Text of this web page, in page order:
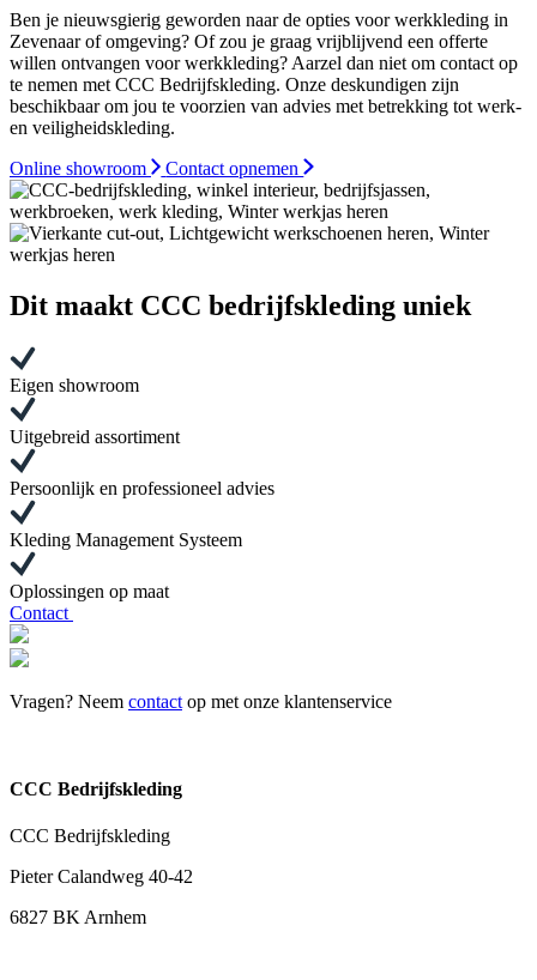
Ben je nieuwsgierig geworden naar de opties voor werkkleding in
Zevenaar of omgeving? Of zou je graag vrijblijvend een offerte
willen ontvangen voor werkkleding? Aarzel dan niet om contact op
te nemen met CCC Bedrijfskleding. Onze deskundigen zijn
beschikbaar om jou te voorzien van advies met betrekking tot werk-
en veiligheidskleding.
Online showroom
Contact opnemen
Dit maakt CCC bedrijfskleding uniek
Eigen showroom
Uitgebreid assortiment
Persoonlijk en professioneel advies
Kleding Management Systeem
Oplossingen op maat
Contact
Vragen? Neem contact op met onze klantenservice
CCC Bedrijfskleding
CCC Bedrijfskleding
Pieter Calandweg 40-42
6827 BK Arnhem